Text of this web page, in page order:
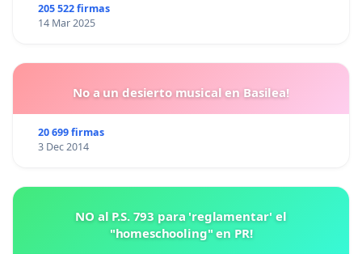
205 522 firmas
14 Mar 2025
No a un desierto musical en Basilea!
20 699 firmas
3 Dec 2014
NO al P.S. 793 para 'reglamentar' el
"homeschooling" en PR!